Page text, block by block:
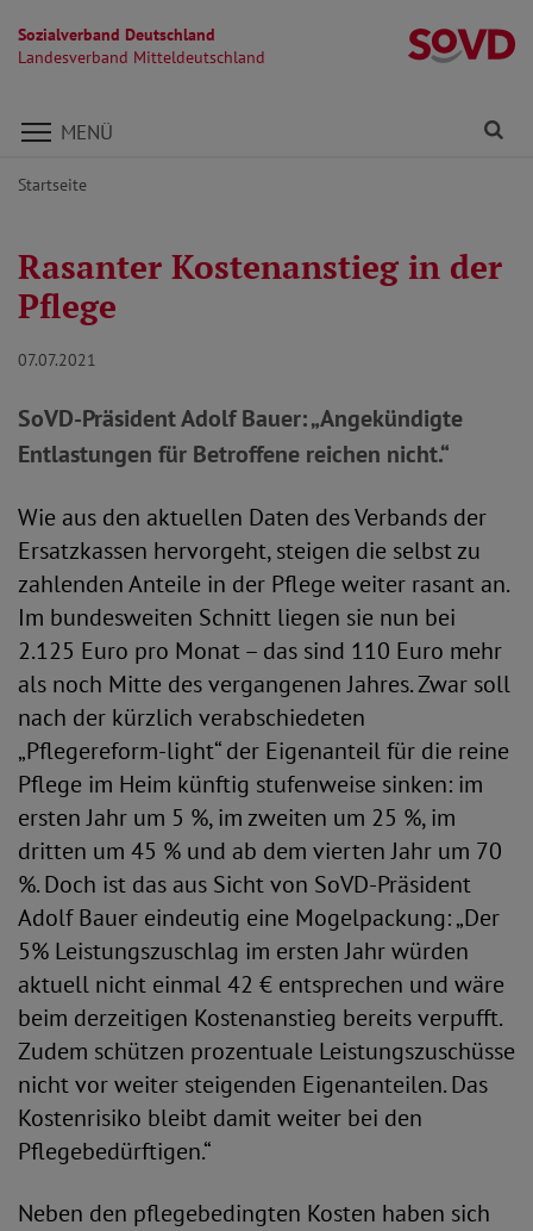
Sozialverband Deutschland
Landesverband Mitteldeutschland
Direkt zu den Inhalten springen
MENÜ
Startseite
Rasanter Kostenanstieg in der
Pflege
07.07.2021
SoVD-Präsident Adolf Bauer: „Angekündigte
Entlastungen für Betroffene reichen nicht.“
Wie aus den aktuellen Daten des Verbands der
Ersatzkassen hervorgeht, steigen die selbst zu
zahlenden Anteile in der Pflege weiter rasant an.
Im bundesweiten Schnitt liegen sie nun bei
2.125 Euro pro Monat – das sind 110 Euro mehr
als noch Mitte des vergangenen Jahres. Zwar soll
nach der kürzlich verabschiedeten
„Pflegereform-light“ der Eigenanteil für die reine
Pflege im Heim künftig stufenweise sinken: im
ersten Jahr um 5 %, im zweiten um 25 %, im
dritten um 45 % und ab dem vierten Jahr um 70
%. Doch ist das aus Sicht von SoVD-Präsident
Adolf Bauer eindeutig eine Mogelpackung: „Der
5% Leistungszuschlag im ersten Jahr würden
aktuell nicht einmal 42 € entsprechen und wäre
beim derzeitigen Kostenanstieg bereits verpufft.
Zudem schützen prozentuale Leistungszuschüsse
nicht vor weiter steigenden Eigenanteilen. Das
Kostenrisiko bleibt damit weiter bei den
Pflegebedürftigen.“
Neben den pflegebedingten Kosten haben sich